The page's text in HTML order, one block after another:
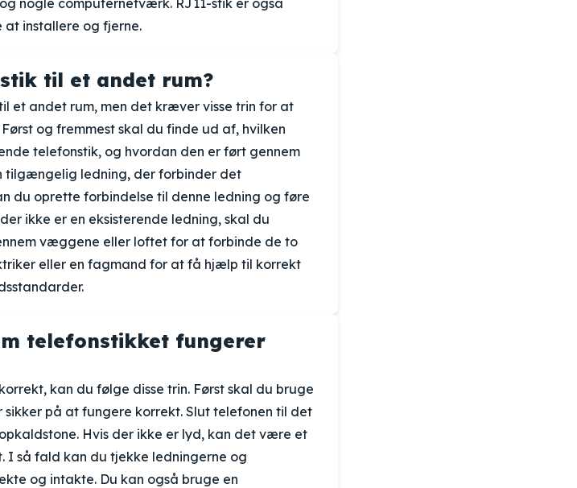
nogle computernetværk. RJ11-stik er også
installere og fjerne.
til et andet rum?
et andet rum, men det kræver visse trin for at
og fremmest skal du finde ud af, hvilken
telefonstik, og hvordan den er ført gennem
tilgængelig ledning, der forbinder det
du oprette forbindelse til denne ledning og føre
ikke er en eksisterende ledning, skal du
væggene eller loftet for at forbinde de to
eller en fagmand for at få hjælp til korrekt
telefonstikket fungerer
kan du følge disse trin. Først skal du bruge
sikker på at fungere korrekt. Slut telefonen til det
Hvis der ikke er lyd, kan det være et
I så fald kan du tjekke ledningerne og
og intakte. Du kan også bruge en